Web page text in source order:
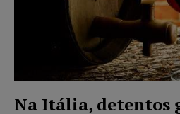
Na Itália, detentos